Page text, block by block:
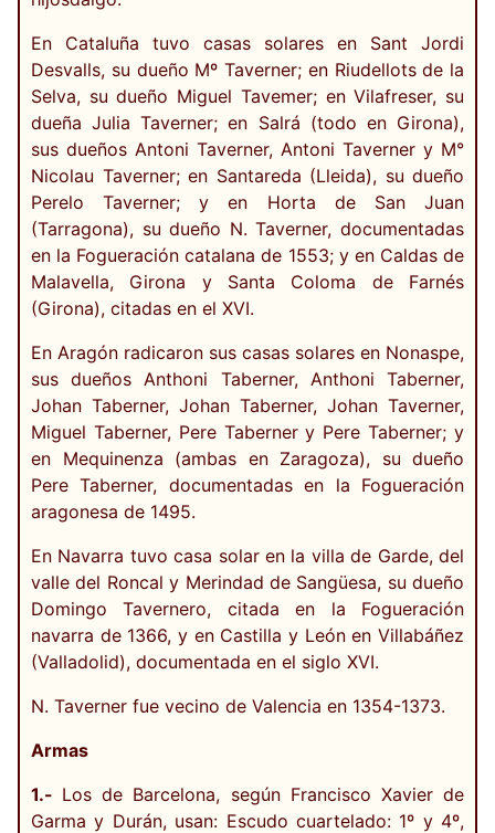
En Cataluña tuvo casas solares en Sant Jordi
Desvalls, su dueño Mº Taverner; en Riudellots de la
Selva, su dueño Miguel Tavemer; en Vilafreser, su
dueña Julia Taverner; en Salrá (todo en Girona),
sus dueños Antoni Taverner, Antoni Taverner y M°
Nicolau Taverner; en Santareda (Lleida), su dueño
Perelo Taverner; y en Horta de San Juan
(Tarragona), su dueño N. Taverner, documentadas
en la Fogueración catalana de 1553; y en Caldas de
Malavella, Girona y Santa Coloma de Farnés
(Girona), citadas en el XVI.
En Aragón radicaron sus casas solares en Nonaspe,
sus dueños Anthoni Taberner, Anthoni Taberner,
Johan Taberner, Johan Taberner, Johan Taverner,
Miguel Taberner, Pere Taberner y Pere Taberner; y
en Mequinenza (ambas en Zaragoza), su dueño
Pere Taberner, documentadas en la Fogueración
aragonesa de 1495.
En Navarra tuvo casa solar en la villa de Garde, del
valle del Roncal y Merindad de Sangüesa, su dueño
Domingo Tavernero, citada en la Fogueración
navarra de 1366, y en Castilla y León en Villabáñez
(Valladolid), documentada en el siglo XVI.
N. Taverner fue vecino de Valencia en 1354-1373.
Armas
1.- Los de Barcelona, según Francisco Xavier de
Garma y Durán, usan: Escudo cuartelado: 1º y 4º,